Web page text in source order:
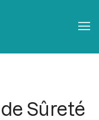
Sûreté